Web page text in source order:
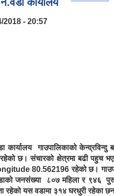
2018 - 20:57
गाउपालिकाको केन्द्रविन्दु
छ। संचारको क्षेत्रमा बढी पहुच
80.562196 रहेको छ।
जनसंख्या ८०७ महिला र ९४६
रहेको यस वडामा ३१४ घरधुरी रहेका